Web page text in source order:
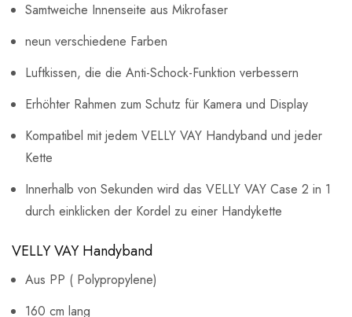
Samtweiche Innenseite aus Mikrofaser
neun verschiedene Farben
Luftkissen, die die Anti-Schock-Funktion verbessern
Erhöhter Rahmen zum Schutz für Kamera und Display
Kompatibel mit jedem VELLY VAY Handyband und jeder
Kette
Innerhalb von Sekunden wird das VELLY VAY Case 2 in 1
durch einklicken der Kordel zu einer Handykette
VELLY VAY Handyband
Aus PP ( Polypropylene)
160 cm lang